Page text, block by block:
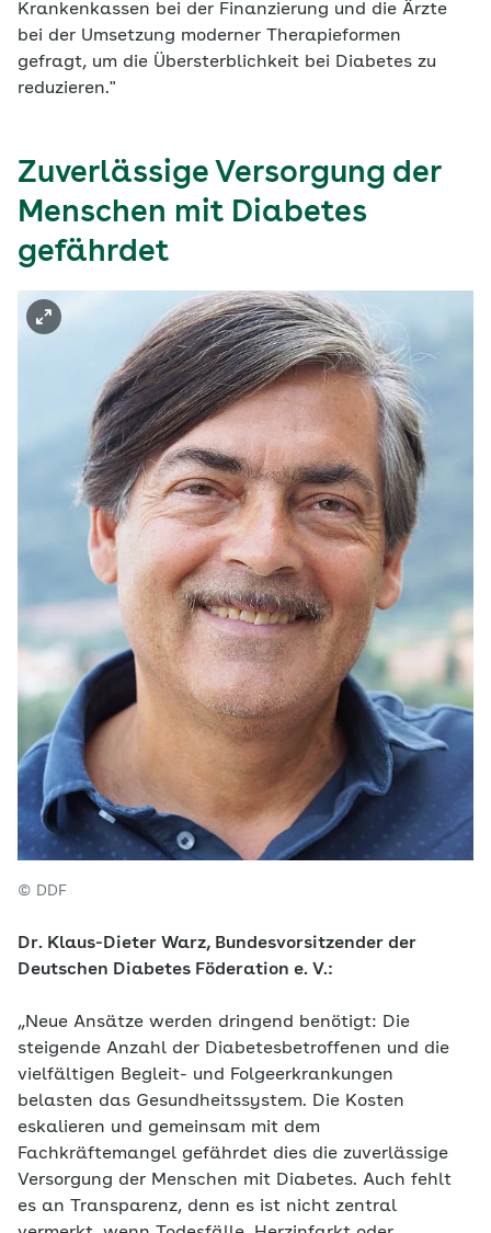
Krankenkassen bei der Finanzierung und die Ärzte
bei der Umsetzung moderner Therapieformen
gefragt, um die Übersterblichkeit bei Diabetes zu
reduzieren."
Zuverlässige Versorgung der
Menschen mit Diabetes
gefährdet
© DDF
Dr. Klaus-Dieter Warz, Bundesvorsitzender der
Deutschen Diabetes Föderation e. V.:
„Neue Ansätze werden dringend benötigt: Die
steigende Anzahl der Diabetesbetroffenen und die
vielfältigen Begleit- und Folgeerkrankungen
belasten das Gesundheitssystem. Die Kosten
eskalieren und gemeinsam mit dem
Fachkräftemangel gefährdet dies die zuverlässige
Versorgung der Menschen mit Diabetes. Auch fehlt
es an Transparenz, denn es ist nicht zentral